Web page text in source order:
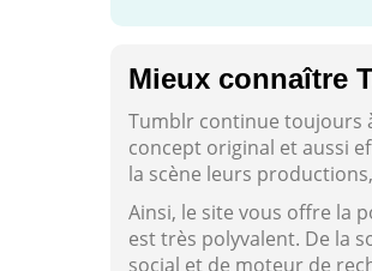
Mieux connaître
Tumblr continue toujours
concept original et aussi
la scène leurs
Ainsi, le site vous offre la
est très polyvalent. De la
social et de moteur de